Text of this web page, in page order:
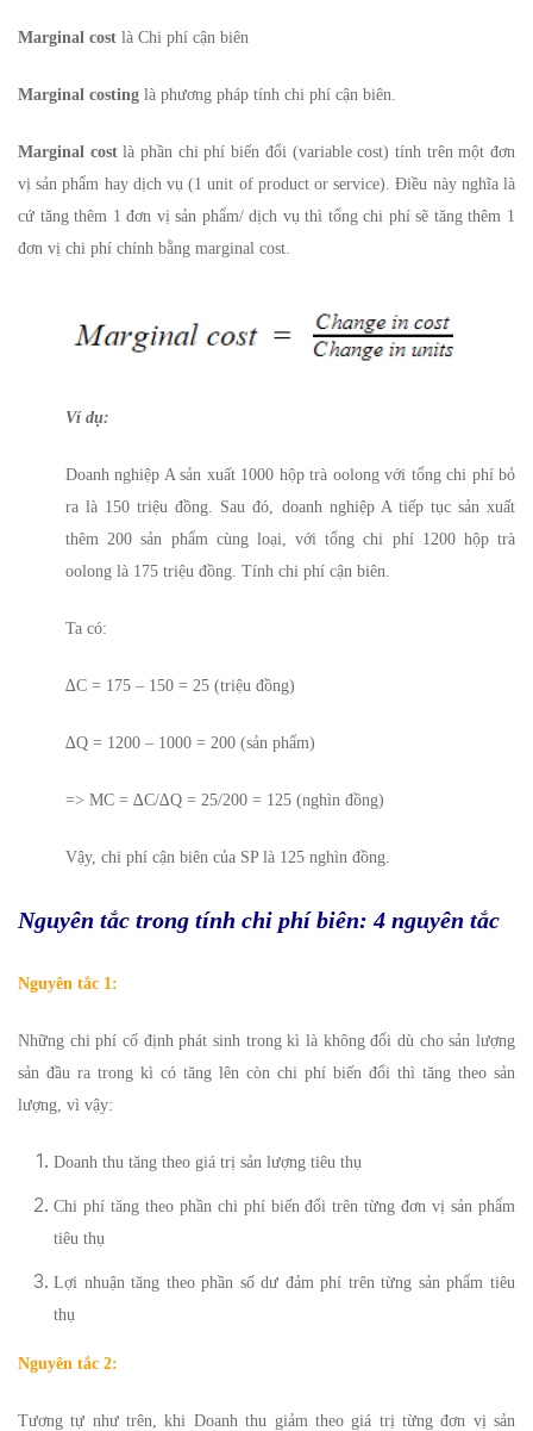
chi
phí
cận
biên
Marginal cost là Chi phí cận biên
Marginal costing là phương pháp tính chi phí cận biên.
Marginal costlà phần chi phí biến đổi (variable cost) tính trên một đơn
vị sản phẩm hay dịch vụ (1 unit of product or service). Điều này nghĩa là
cứ tăng thêm 1 đơn vị sản phẩm/ dịch vụ thì tổng chi phí sẽ tăng thêm 1
đơn vị chi phí chính bằng marginal cost.
Ví dụ:
Doanh nghiệp A sản xuất 1000 hộp trà oolong với tổng chi phí bỏ
ra là 150 triệu đồng. Sau đó, doanh nghiệp A tiếp tục sản xuất
thêm 200 sản phẩm cùng loại, với tổng chi phí 1200 hộp trà
oolong là 175 triệu đồng. Tính chi phí cận biên.
Ta có:
∆C = 175 – 150 = 25 (triệu đồng)
∆Q = 1200 – 1000 = 200 (sản phẩm)
=> MC = ∆C/∆Q = 25/200 = 125 (nghìn đồng)
Vậy, chi phí cận biên của SP là 125 nghìn đồng.
Nguyên tắc trong tính chi phí biên: 4 nguyên tắc
Nguyên tắc 1:
Những chi phí cố định phát sinh trong kì là không đổi dù cho sản lượng
sản đầu ra trong kì có tăng lên còn chi phí biến đổi thì tăng theo sản
lượng, vì vậy:
Doanh thu tăng theo giá trị sản lượng tiêu thụ
Chi phí tăng theo phần chi phí biến đổi trên từng đơn vị sản phẩm
tiêu thụ
Lợi nhuận tăng theo phần số dư đảm phí trên từng sản phẩm tiêu
thụ
Nguyên tắc 2:
Tương tự như trên, khi Doanh thu giảm theo giá trị từng đơn vị sản